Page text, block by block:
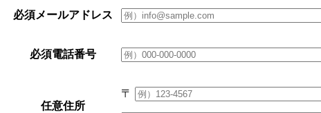
必須メールアドレス
必須電話番号
任意住所
〒